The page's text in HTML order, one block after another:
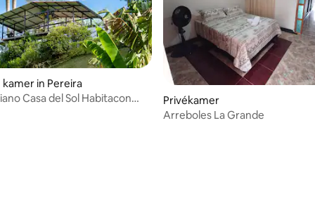
in Pereira
Casa del Sol Habitacon
Privékamer
Arreboles La Grande